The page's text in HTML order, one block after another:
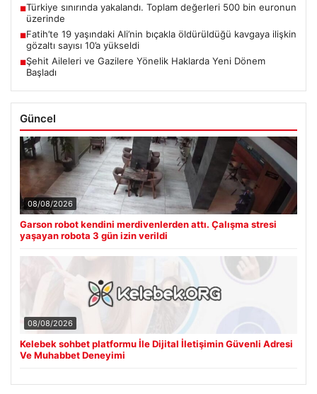
■Türkiye sınırında yakalandı. Toplam değerleri 500 bin euronun
üzerinde
■Fatih’te 19 yaşındaki Ali’nin bıçakla öldürüldüğü kavgaya ilişkin
gözaltı sayısı 10’a yükseldi
■Şehit Aileleri ve Gazilere Yönelik Haklarda Yeni Dönem
Başladı
Güncel
08/08/2026
Garson robot kendini merdivenlerden attı. Çalışma stresi
yaşayan robota 3 gün izin verildi
08/08/2026
Kelebek sohbet platformu İle Dijital İletişimin Güvenli Adresi
Ve Muhabbet Deneyimi